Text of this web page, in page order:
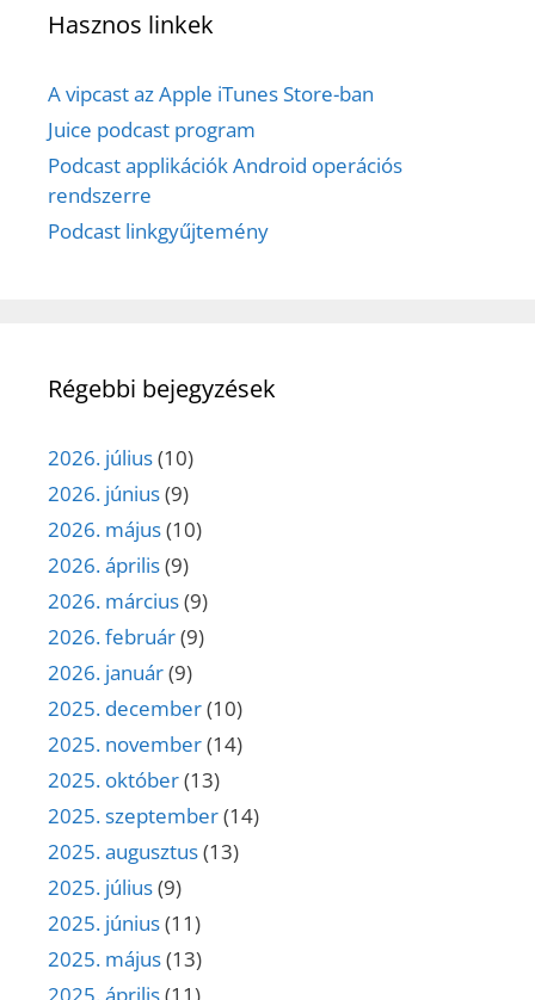
Hasznos linkek
A vipcast az Apple iTunes Store-ban
Juice podcast program
Podcast applikációk Android operációs
rendszerre
Podcast linkgyűjtemény
Régebbi bejegyzések
2026. július(10)
2026. június(9)
2026. május(10)
2026. április(9)
2026. március(9)
2026. február(9)
2026. január(9)
2025. december(10)
2025. november(14)
2025. október(13)
2025. szeptember(14)
2025. augusztus(13)
2025. július(9)
2025. június(11)
2025. május(13)
2025. április(11)